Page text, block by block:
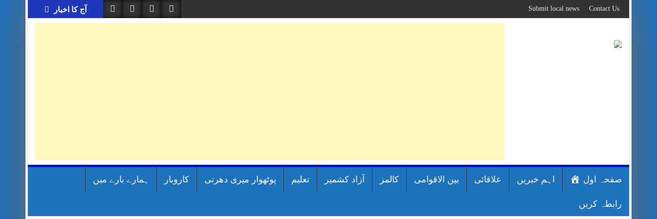
to
content
آج کا اخبار Contact Us
Submit local news
صفحہ اول اہم خبریں علاقائی بین الاقوامی کالمز آزاد کشمیر تعلیم پوٹھوار میری دھرتی کاروبار ہمارے بارے میں
رابطہ کریں